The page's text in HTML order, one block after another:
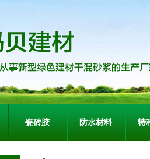
瓷砖胶 防水材料 特